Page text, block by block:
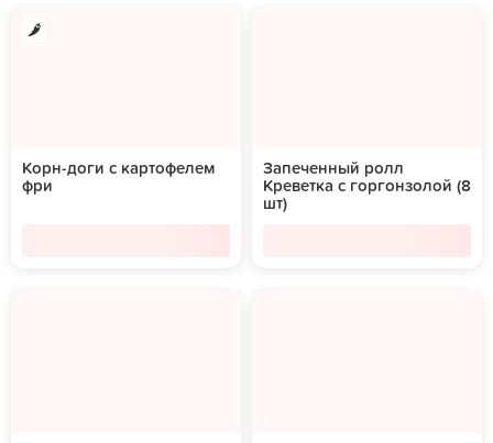
Корн-доги с картофелем
фри
Запеченный ролл
Креветка с горгонзолой (8
шт)